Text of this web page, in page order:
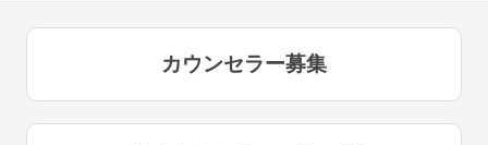
カウンセラー募集